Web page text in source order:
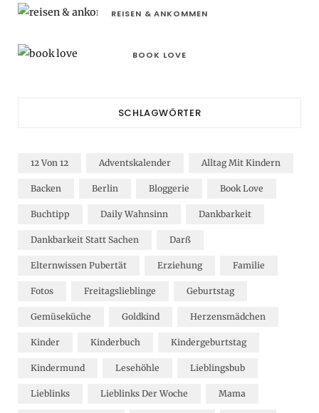
REISEN & ANKOMMEN
BOOK LOVE
SCHLAGWÖRTER
12 Von 12 Adventskalender Alltag Mit Kindern
Backen Berlin Bloggerie Book Love
Buchtipp Daily Wahnsinn Dankbarkeit
Dankbarkeit Statt Sachen Darß
Elternwissen Pubertät Erziehung Familie
Fotos Freitagslieblinge Geburtstag
Gemüseküche Goldkind Herzensmädchen
Kinder Kinderbuch Kindergeburtstag
Kindermund Lesehöhle Lieblingsbub
Lieblinks Lieblinks Der Woche Mama